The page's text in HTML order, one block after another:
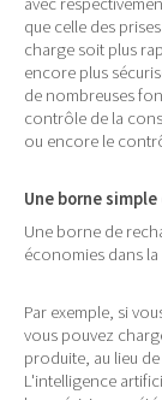
que celle des
charge soit plus
encore plus
de nombreuses
contrôle de la
ou encore le
Une borne
Une borne de
économies dans
Par exemple, si
vous pouvez
produite, au lieu
L'intelligence